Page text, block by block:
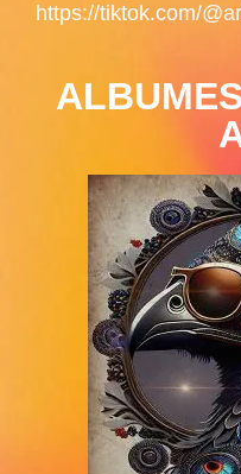
https://tiktok.com/